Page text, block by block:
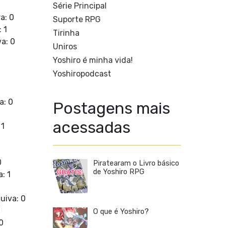
0
1
0
0
1
0
Série Principal
Suporte RPG
Tirinha
Uniros
Yoshiro é minha vida!
Yoshiropodcast
Postagens mais
acessadas
Piratearam o Livro básico
de Yoshiro RPG
O que é Yoshiro?